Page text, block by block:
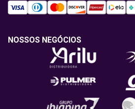
NOSSOS NEGÓCIOS